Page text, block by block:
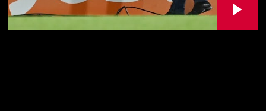
SPARTAKA
MICHAL